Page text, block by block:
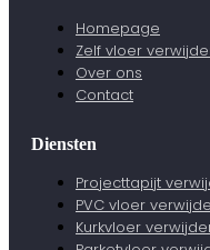
Homepage
Zelf vloer
Over ons
Contact
Diensten
Projecttapijt
PVC vloer
Kurkvloer